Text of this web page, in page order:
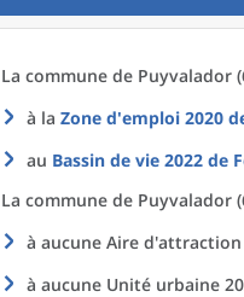
La commune de Puyvalador
à la Zone d'emploi 2020
au Bassin de vie 2022 de
La commune de Puyvalador
à aucune Aire
à aucune Unité urbaine